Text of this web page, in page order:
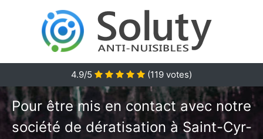
4.9/5 (119 votes)
Pour être mis en contact avec notre
société de dératisation à Saint-Cyr-